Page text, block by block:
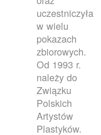
uczestniczyła
w wielu
pokazach
zbiorowych.
Od 1993 r.
należy do
Związku
Polskich
Artystów
Plastyków.